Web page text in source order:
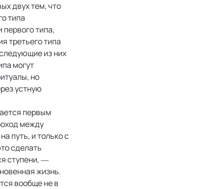
двух тем, что
типа
типа,
третьего типа
из них
могут
но
устную
первым
между
путь, и только с
сделать
ступени, —
жизнь.
вообще не в